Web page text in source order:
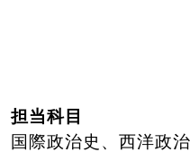
担当科目
国際政治史、西洋政